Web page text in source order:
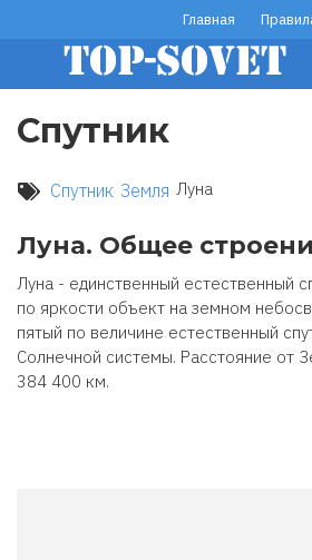
основному
содержанию
footer
menu
Главная
Спутник
Спутник Земля Луна
Луна. Общее
Луна - единственный естественный
по яркости объект на земном
пятый по величине естественный
Солнечной системы. Расстояние от
384 400 км.